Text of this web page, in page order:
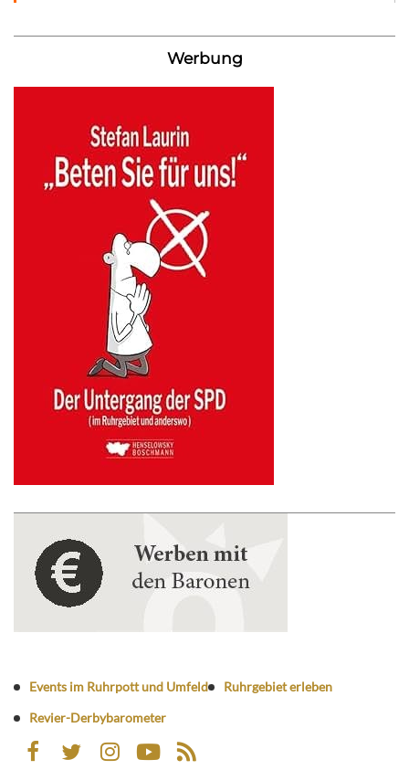
Werbung
Events im Ruhrpott und Umfeld
Ruhrgebiet erleben
Revier-Derbybarometer